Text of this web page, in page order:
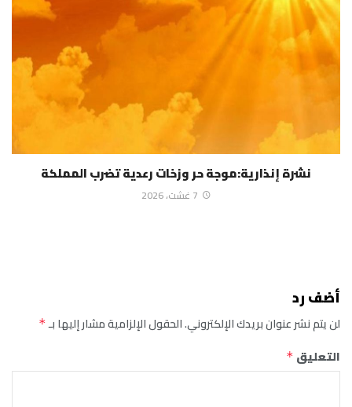
نشرة إنذارية:موجة حر وزخات رعدية تضرب المملكة
7 غشت، 2026
أضف رد
لن يتم نشر عنوان بريدك الإلكتروني.الحقول الإلزامية مشار إليها بـ*
التعليق *